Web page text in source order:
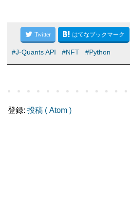
#J-Quants API #NFT #Python
登録: 投稿 ( Atom )